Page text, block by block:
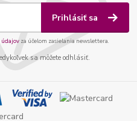
Prihlásiť sa
údajov za účelom zasielania newslettera.
sa môžete odhlásiť.